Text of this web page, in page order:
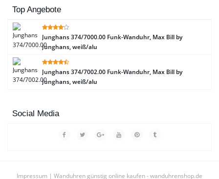
Top Angebote
Junghans 374/7000.00 Funk-Wanduhr, Max Bill by
Junghans, weiß/alu
Junghans 374/7002.00 Funk-Wanduhr, Max Bill by
Junghans, weiß/alu
Social Media
Impressum | Wanduhren günstig online kaufen - wanduhrenshop.de